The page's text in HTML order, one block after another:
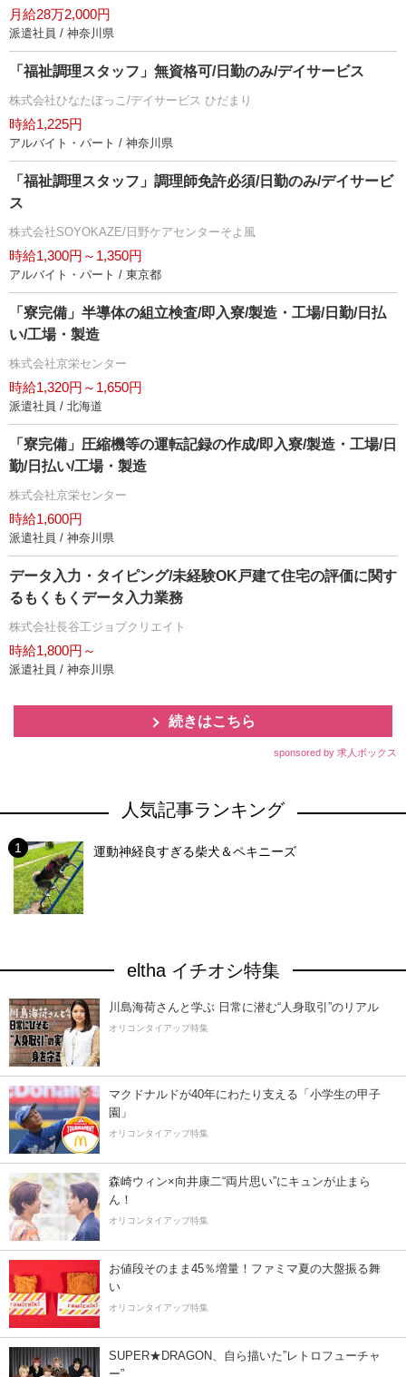
月給28万2,000円
派遣社員 / 神奈川県
「福祉調理スタッフ」無資格可/日勤のみ/デイサービス
株式会社ひなたぼっこ/デイサービス ひだまり
時給1,225円
アルバイト・パート / 神奈川県
「福祉調理スタッフ」調理師免許必須/日勤のみ/デイサービ
ス
株式会社SOYOKAZE/日野ケアセンターそよ風
時給1,300円～1,350円
アルバイト・パート / 東京都
「寮完備」半導体の組立検査/即入寮/製造・工場/日勤/日払
い/工場・製造
株式会社京栄センター
時給1,320円～1,650円
派遣社員 / 北海道
「寮完備」圧縮機等の運転記録の作成/即入寮/製造・工場/日
勤/日払い/工場・製造
株式会社京栄センター
時給1,600円
派遣社員 / 神奈川県
データ入力・タイピング/未経験OK戸建て住宅の評価に関す
るもくもくデータ入力業務
株式会社長谷工ジョブクリエイト
時給1,800円～
派遣社員 / 神奈川県
続きはこちら
sponsored by 求人ボックス
人気記事ランキング
運動神経良すぎる柴犬＆ペキニーズ
eltha イチオシ特集
川島海荷さんと学ぶ 日常に潜む“人身取引”のリアル
オリコンタイアップ特集
マクドナルドが40年にわたり支える「小学生の甲子
園」
オリコンタイアップ特集
森崎ウィン×向井康二“両片思い”にキュンが止まら
ん！
オリコンタイアップ特集
お値段そのまま45％増量！ファミマ夏の大盤振る舞
い
オリコンタイアップ特集
SUPER★DRAGON、自ら描いた”レトロフューチャ
ー”